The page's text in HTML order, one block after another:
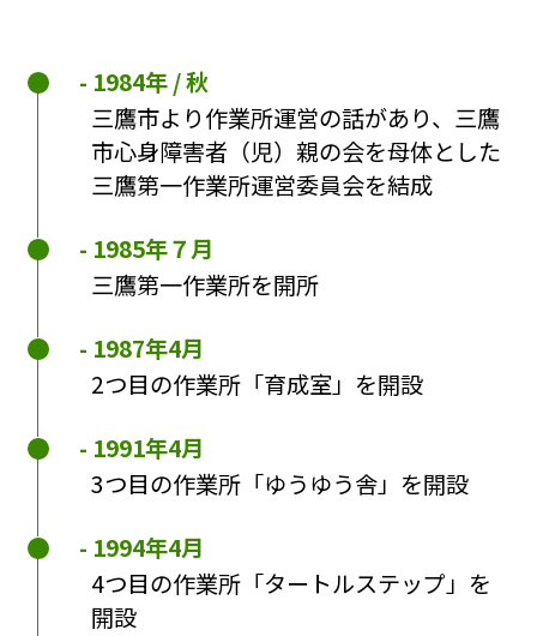
1984年 / 秋
三鷹市より作業所運営の話があり、三鷹
市心身障害者（児）親の会を母体とした
三鷹第一作業所運営委員会を結成
1985年７月
三鷹第一作業所を開所
1987年4月
2つ目の作業所「育成室」を開設
1991年4月
3つ目の作業所「ゆうゆう舎」を開設
1994年4月
4つ目の作業所「タートルステップ」を
開設